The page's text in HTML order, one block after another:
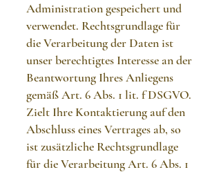
Administration gespeichert und
verwendet. Rechtsgrundlage für
die Verarbeitung der Daten ist
unser berechtigtes Interesse an der
Beantwortung Ihres Anliegens
gemäß Art. 6 Abs. 1 lit. f DSGVO.
Zielt Ihre Kontaktierung auf den
Abschluss eines Vertrages ab, so
ist zusätzliche Rechtsgrundlage
für die Verarbeitung Art. 6 Abs. 1